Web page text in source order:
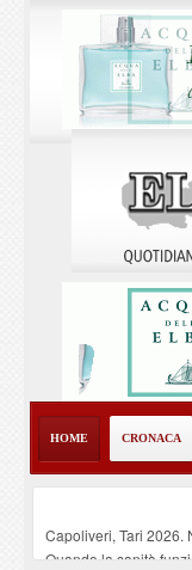
HOME CRONACA
Capoliveri, Tari 2026.
Quando la sanità